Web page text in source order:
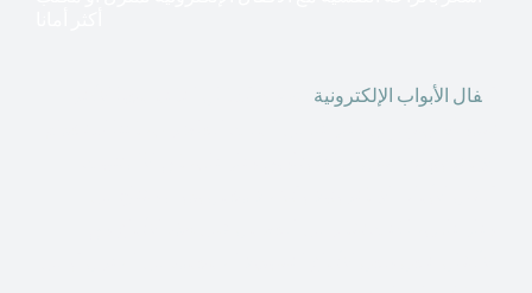
فال الأبواب الإلكترونية